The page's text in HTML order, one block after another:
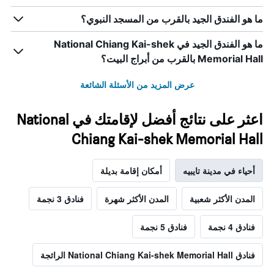
ما هو الفندق الجيد بالقرب من المسجد النبوي؟
ما هو الفندق الجيد في National Chiang Kai-shek
Memorial Hall بالقرب من أبراج البيت؟
عرض المزيد من الأسئلة الشائعة
اعثر على نتائج أفضل لإقامتك في National
Chiang Kai-shek Memorial Hall
أحياء في مدينة تايبيه أمكان إقامة بديلة
المدن الأكثر شعبية المدن الأكثر شهرة فنادق 3 نجمة
فنادق 4 نجمة فنادق 5 نجمة
فنادق National Chiang Kai-shek Memorial Hall الرائجة